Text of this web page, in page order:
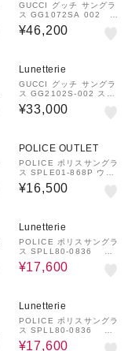
GUCCI グッチ サングラ
ス GG1072SA 002 ス
クエアシェイプ
¥46,200
Lunetterie
GUCCI グッチ サングラ
ス GG2102S-002 スク
エアシェイプ
¥33,000
POLICE OUTLET
POLICE ポリスサングラ
ス SPLE01-868P ウェ
リントンシェイプ 偏光サ
ングラス
¥16,500
Lunetterie
POLICE ポリスサングラ
ス SPLL80-0836 ス
クエアシェイプ
¥17,600
Lunetterie
POLICE ポリスサングラ
ス SPLL80-0836 ス
クエアシェイプ
¥17,600